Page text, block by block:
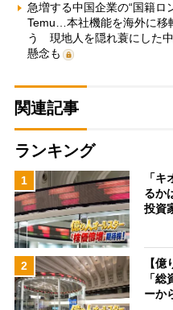
急増する中国企業の“国籍ロ
Temu…本社機能を海外に移
う 現地人を隠れ蓑にした
懸念も
関連記事
ランキング
1
「
るか
投資
2
【
「
ーか